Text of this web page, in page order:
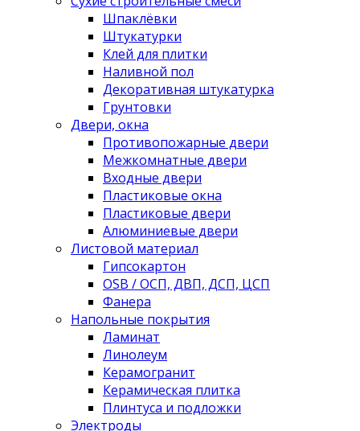
Шпаклёвки
Штукатурки
Клей для плитки
Наливной пол
Декоративная штукатурка
Грунтовки
Двери, окна
Противопожарные двери
Межкомнатные двери
Входные двери
Пластиковые окна
Пластиковые двери
Алюминиевые двери
Листовой материал
Гипсокартон
OSB / ОСП, ДВП, ДСП, ЦСП
Фанера
Напольные покрытия
Ламинат
Линолеум
Керамогранит
Керамическая плитка
Плинтуса и подложки
Электроды